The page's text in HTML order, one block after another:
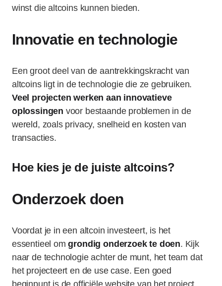
winst die altcoins kunnen bieden.
Innovatie en technologie
Een groot deel van de aantrekkingskracht van
altcoins ligt in de technologie die ze gebruiken.
Veel projecten werken aan innovatieve
oplossingen voor bestaande problemen in de
wereld, zoals privacy, snelheid en kosten van
transacties.
Hoe kies je de juiste altcoins?
Onderzoek doen
Voordat je in een altcoin investeert, is het
essentieel omgrondig onderzoek te doen. Kijk
naar de technologie achter de munt, het team dat
het projecteert en de use case. Een goed
beginpunt is de officiële website van het project.